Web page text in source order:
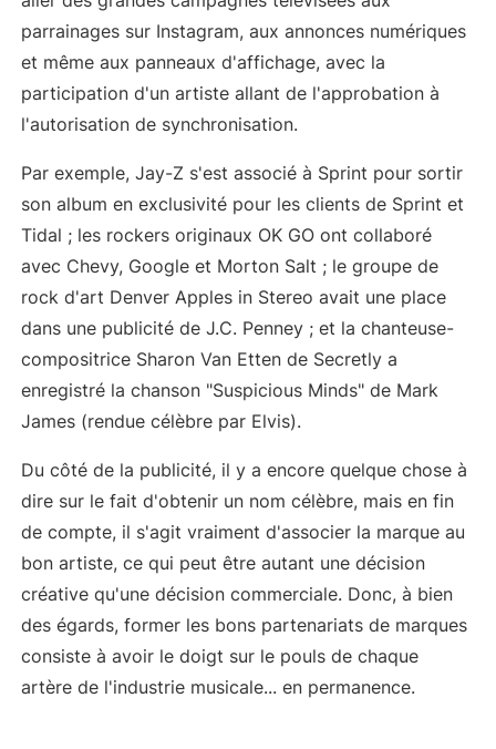
parrainages sur Instagram, aux annonces numériques
et même aux panneaux d'affichage, avec la
participation d'un artiste allant de l'approbation à
l'autorisation de synchronisation.
Par exemple, Jay-Z s'est associé à Sprint pour sortir
son album en exclusivité pour les clients de Sprint et
Tidal ; les rockers originaux OK GO ont collaboré
avec Chevy, Google et Morton Salt ; le groupe de
rock d'art Denver Apples in Stereo avait une place
dans une publicité de J.C. Penney ; et la chanteuse-
compositrice Sharon Van Etten de Secretly a
enregistré la chanson "Suspicious Minds" de Mark
James (rendue célèbre par Elvis).
Du côté de la publicité, il y a encore quelque chose à
dire sur le fait d'obtenir un nom célèbre, mais en fin
de compte, il s'agit vraiment d'associer la marque au
bon artiste, ce qui peut être autant une décision
créative qu'une décision commerciale. Donc, à bien
des égards, former les bons partenariats de marques
consiste à avoir le doigt sur le pouls de chaque
artère de l'industrie musicale... en permanence.